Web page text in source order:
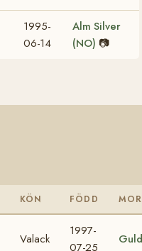
1995-
06-14
Alm Silver
(NO) 📷
KÖN FÖDD MOR
Valack
1997-
07-25